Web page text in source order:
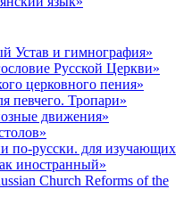
Устав и гимнография»
Русской Церкви»
церковного пения»
певчего. Тропари»
движения»
по-русски. для изучающих
иностранный»
Church Reforms of the